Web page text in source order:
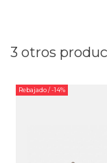
3 otros
Rebajado/ -14%